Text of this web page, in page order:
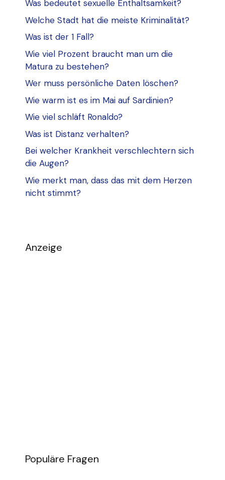
Was bedeutet sexuelle Enthaltsamkeit?
Welche Stadt hat die meiste Kriminalität?
Was ist der 1 Fall?
Wie viel Prozent braucht man um die
Matura zu bestehen?
Wer muss persönliche Daten löschen?
Wie warm ist es im Mai auf Sardinien?
Wie viel schläft Ronaldo?
Was ist Distanz verhalten?
Bei welcher Krankheit verschlechtern sich
die Augen?
Wie merkt man, dass das mit dem Herzen
nicht stimmt?
Anzeige
Populäre Fragen